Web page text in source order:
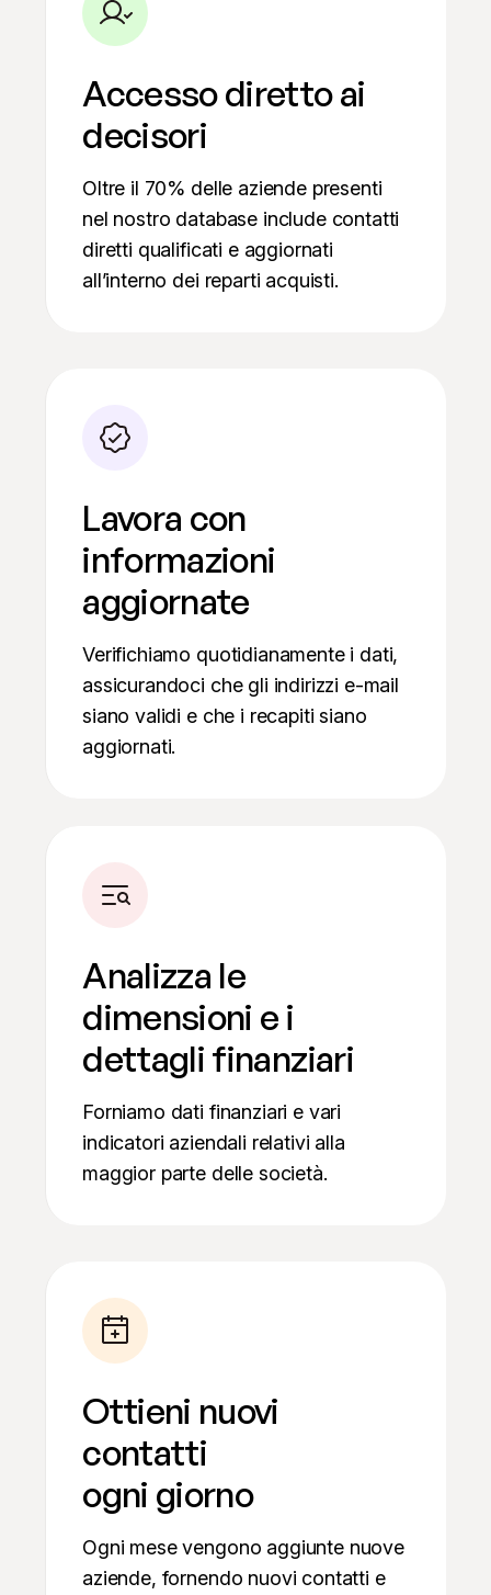
Accesso diretto ai
decisori
Oltre il 70% delle aziende presenti
nel nostro database include contatti
diretti qualificati e aggiornati
all’interno dei reparti acquisti.
Lavora con
informazioni
aggiornate
Verifichiamo quotidianamente i dati,
assicurandoci che gli indirizzi e-mail
siano validi e che i recapiti siano
aggiornati.
Analizza le
dimensioni e i
dettagli finanziari
Forniamo dati finanziari e vari
indicatori aziendali relativi alla
maggior parte delle società.
Ottieni nuovi
contatti
ogni giorno
Ogni mese vengono aggiunte nuove
aziende, fornendo nuovi contatti e